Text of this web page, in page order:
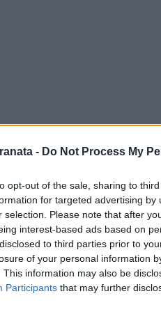
- Do Not Process My
opt-out of the sale, sharing to
for targeted advertising
selection. Please note that after
interest-based ads based on
to third parties prior to
of your personal information
This information may also be
Participants that may further
due clean sheet
anche il
in veste
pericoloso ma dietro